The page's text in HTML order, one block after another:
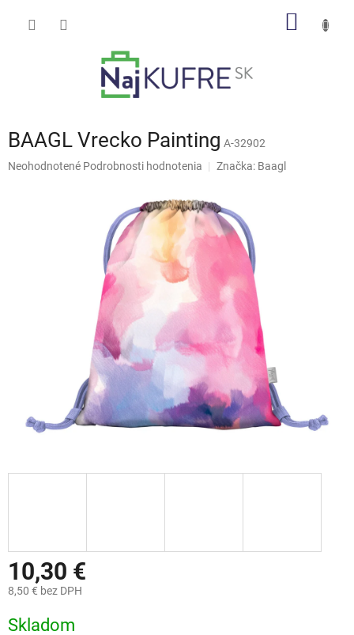
BAAGL Vrecko Painting A-32902
Priemerné
Neohodnotené Podrobnosti hodnotenia Značka: Baagl
10,30 €
8,50 € bez DPH
cena:
Skladom